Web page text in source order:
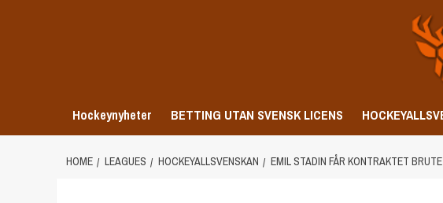
Hockeynyheter BETTING UTAN SVENSK LICENS
HOME LEAGUES HOCKEYALLSVENSKAN EMIL STADIN FÅR KONTRAKTET